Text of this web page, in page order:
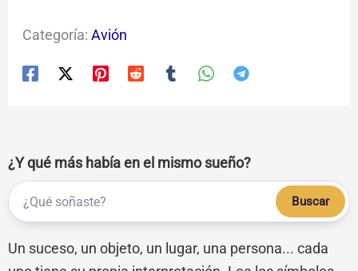
Categoría: Avión
¿Y qué más había en el mismo sueño?
Buscar
Un suceso, un objeto, un lugar, una persona... cada